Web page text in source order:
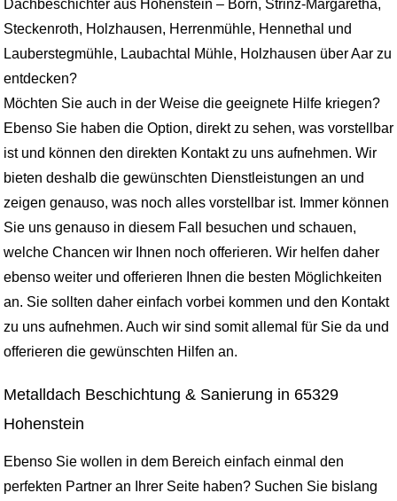
Dachbeschichter aus Hohenstein – Born, Strinz-Margarethä,
Steckenroth, Holzhausen, Herrenmühle, Hennethal und
Lauberstegmühle, Laubachtal Mühle, Holzhausen über Aar zu
entdecken?
Möchten Sie auch in der Weise die geeignete Hilfe kriegen?
Ebenso Sie haben die Option, direkt zu sehen, was vorstellbar
ist und können den direkten Kontakt zu uns aufnehmen. Wir
bieten deshalb die gewünschten Dienstleistungen an und
zeigen genauso, was noch alles vorstellbar ist. Immer können
Sie uns genauso in diesem Fall besuchen und schauen,
welche Chancen wir Ihnen noch offerieren. Wir helfen daher
ebenso weiter und offerieren Ihnen die besten Möglichkeiten
an. Sie sollten daher einfach vorbei kommen und den Kontakt
zu uns aufnehmen. Auch wir sind somit allemal für Sie da und
offerieren die gewünschten Hilfen an.
Metalldach Beschichtung & Sanierung in 65329
Hohenstein
Ebenso Sie wollen in dem Bereich einfach einmal den
perfekten Partner an Ihrer Seite haben? Suchen Sie bislang